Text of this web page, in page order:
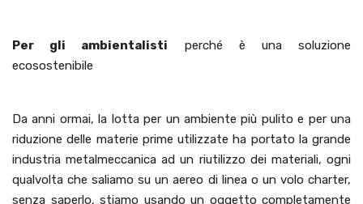
Per gli ambientalisti perché è una soluzione
ecosostenibile
Da anni ormai, la lotta per un ambiente più pulito e per una
riduzione delle materie prime utilizzate ha portato la grande
industria metalmeccanica ad un riutilizzo dei materiali, ogni
qualvolta che saliamo su un aereo di linea o un volo charter,
senza saperlo, stiamo usando un oggetto completamente